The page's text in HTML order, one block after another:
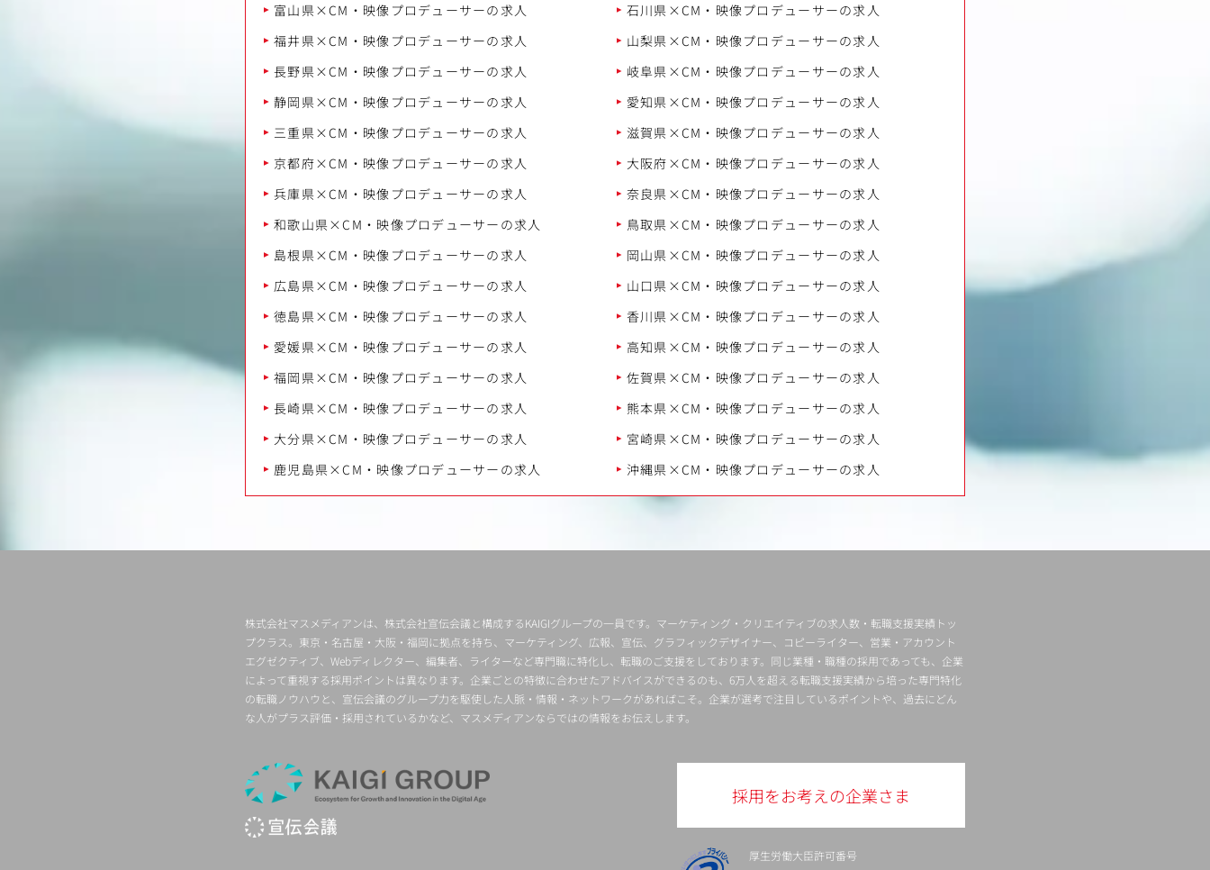
富山県×CM・映像プロデューサーの求人
石川県×CM・映像プロデューサーの求人
福井県×CM・映像プロデューサーの求人
山梨県×CM・映像プロデューサーの求人
長野県×CM・映像プロデューサーの求人
岐阜県×CM・映像プロデューサーの求人
静岡県×CM・映像プロデューサーの求人
愛知県×CM・映像プロデューサーの求人
三重県×CM・映像プロデューサーの求人
滋賀県×CM・映像プロデューサーの求人
京都府×CM・映像プロデューサーの求人
大阪府×CM・映像プロデューサーの求人
兵庫県×CM・映像プロデューサーの求人
奈良県×CM・映像プロデューサーの求人
和歌山県×CM・映像プロデューサーの求人
鳥取県×CM・映像プロデューサーの求人
島根県×CM・映像プロデューサーの求人
岡山県×CM・映像プロデューサーの求人
広島県×CM・映像プロデューサーの求人
山口県×CM・映像プロデューサーの求人
徳島県×CM・映像プロデューサーの求人
香川県×CM・映像プロデューサーの求人
愛媛県×CM・映像プロデューサーの求人
高知県×CM・映像プロデューサーの求人
福岡県×CM・映像プロデューサーの求人
佐賀県×CM・映像プロデューサーの求人
長崎県×CM・映像プロデューサーの求人
熊本県×CM・映像プロデューサーの求人
大分県×CM・映像プロデューサーの求人
宮崎県×CM・映像プロデューサーの求人
鹿児島県×CM・映像プロデューサーの求人
沖縄県×CM・映像プロデューサーの求人
株式会社マスメディアンは、株式会社宣伝会議と構成するKAIGIグループの一員です。マーケティング・クリエイティブの求人数・転職支援実績トッ
プクラス。東京・名古屋・大阪・福岡に拠点を持ち、マーケティング、広報、宣伝、グラフィックデザイナー、コピーライター、営業・アカウント
エグゼクティブ、Webディレクター、編集者、ライターなど専門職に特化し、転職のご支援をしております。同じ業種・職種の採用であっても、企業
によって重視する採用ポイントは異なります。企業ごとの特徴に合わせたアドバイスができるのも、6万人を超える転職支援実績から培った専門特化
の転職ノウハウと、宣伝会議のグループ力を駆使した人脈・情報・ネットワークがあればこそ。企業が選考で注目しているポイントや、過去にどん
な人がプラス評価・採用されているかなど、マスメディアンならではの情報をお伝えします。
採用をお考えの企業さま
厚生労働大臣許可番号